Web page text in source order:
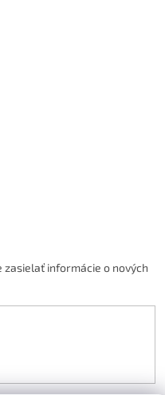
zasielať informácie o nových